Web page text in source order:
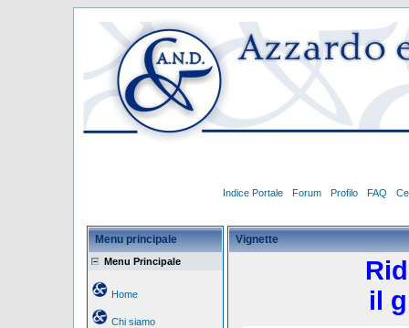
Indice Portale Forum Profilo FAQ
Menu principale
Menu Principale
Home
Chi siamo
Vignette
il